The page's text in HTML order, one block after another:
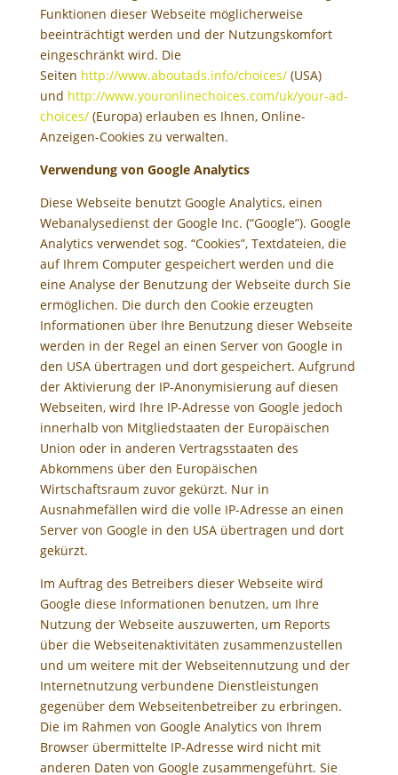
Funktionen dieser Webseite möglicherweise
beeinträchtigt werden und der Nutzungskomfort
eingeschränkt wird. Die
Seiten http://www.aboutads.info/choices/(USA)
und http://www.youronlinechoices.com/uk/your-ad-
choices/(Europa) erlauben es Ihnen, Online-
Anzeigen-Cookies zu verwalten.
Verwendung von Google Analytics
Diese Webseite benutzt Google Analytics, einen
Webanalysedienst der Google Inc. (“Google”). Google
Analytics verwendet sog. “Cookies”, Textdateien, die
auf Ihrem Computer gespeichert werden und die
eine Analyse der Benutzung der Webseite durch Sie
ermöglichen. Die durch den Cookie erzeugten
Informationen über Ihre Benutzung dieser Webseite
werden in der Regel an einen Server von Google in
den USA übertragen und dort gespeichert. Aufgrund
der Aktivierung der IP-Anonymisierung auf diesen
Webseiten, wird Ihre IP-Adresse von Google jedoch
innerhalb von Mitgliedstaaten der Europäischen
Union oder in anderen Vertragsstaaten des
Abkommens über den Europäischen
Wirtschaftsraum zuvor gekürzt. Nur in
Ausnahmefällen wird die volle IP-Adresse an einen
Server von Google in den USA übertragen und dort
gekürzt.
Im Auftrag des Betreibers dieser Webseite wird
Google diese Informationen benutzen, um Ihre
Nutzung der Webseite auszuwerten, um Reports
über die Webseitenaktivitäten zusammenzustellen
und um weitere mit der Webseitennutzung und der
Internetnutzung verbundene Dienstleistungen
gegenüber dem Webseitenbetreiber zu erbringen.
Die im Rahmen von Google Analytics von Ihrem
Browser übermittelte IP-Adresse wird nicht mit
anderen Daten von Google zusammengeführt. Sie